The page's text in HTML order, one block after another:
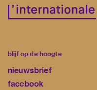
blijf op de hoogte
nieuwsbrief
facebook